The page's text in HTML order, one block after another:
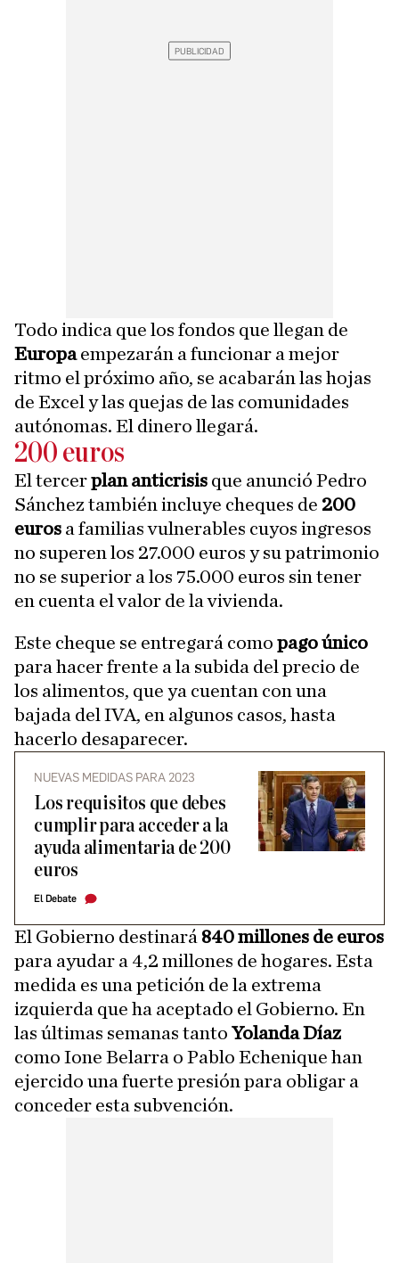
Todo indica que los fondos que llegan de
Europaempezarán a funcionar a mejor
ritmo el próximo año, se acabarán las hojas
de Excel y las quejas de las comunidades
autónomas. El dinero llegará.
200 euros
El tercerplan anticrisis que anunció Pedro
Sánchez también incluye cheques de 200
euros a familias vulnerables cuyos ingresos
no superen los 27.000 euros y su patrimonio
no se superior a los 75.000 euros sin tener
en cuenta el valor de la vivienda.
Este cheque se entregará como pago único
para hacer frente a la subida del precio de
los alimentos, que ya cuentan con una
bajada del IVA, en algunos casos, hasta
hacerlo desaparecer.
NUEVAS MEDIDAS PARA 2023
Los requisitos que debes
cumplir para acceder a la
ayuda alimentaria de 200
euros
El Debate
El Gobierno destinará 840 millones de euros
para ayudar a 4,2 millones de hogares. Esta
medida es una petición de la extrema
izquierda que ha aceptado el Gobierno. En
las últimas semanas tanto Yolanda Díaz
como Ione Belarra o Pablo Echenique han
ejercido una fuerte presión para obligar a
conceder esta subvención.